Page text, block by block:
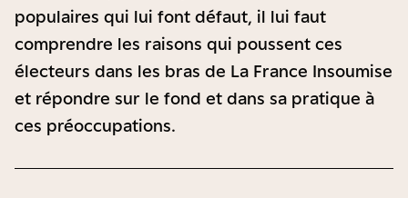
populaires qui lui font défaut, il lui faut
comprendre les raisons qui poussent ces
électeurs dans les bras de La France Insoumise
et répondre sur le fond et dans sa pratique à
ces préoccupations.